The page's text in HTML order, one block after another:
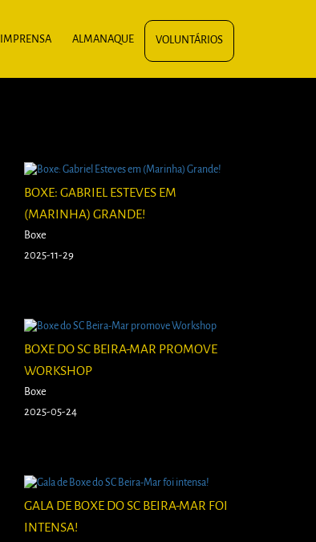
IMPRENSA ALMANAQUE VOLUNTÁRIOS
BOXE: GABRIEL ESTEVES EM
(MARINHA) GRANDE!
Boxe
2025-11-29
BOXE DO SC BEIRA-MAR PROMOVE
WORKSHOP
Boxe
2025-05-24
GALA DE BOXE DO SC BEIRA-MAR FOI
INTENSA!